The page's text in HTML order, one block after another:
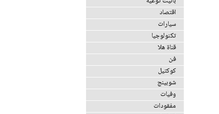
اقتصاد
سيارات
تكنولوجيا
قناة هلا
فن
كوكتيل
شوبينج
وفيات
مفقودات